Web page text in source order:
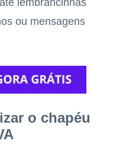
ou mensagens
o chapéu